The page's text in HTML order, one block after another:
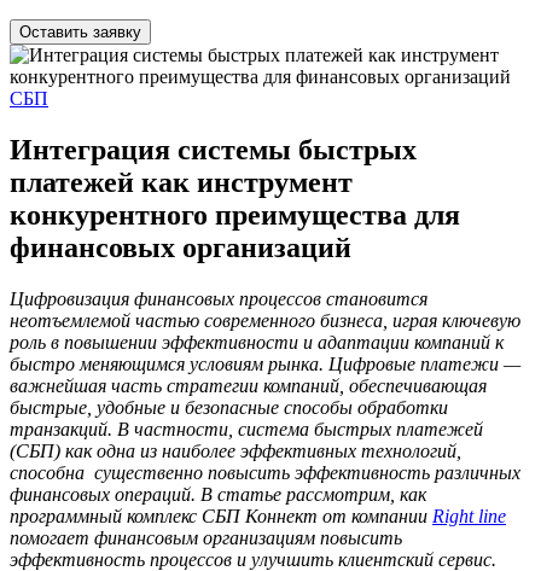
Оставить заявку
СБП
Интеграция системы быстрых
платежей как инструмент
конкурентного преимущества для
финансовых организаций
Цифровизация финансовых процессов становится
неотъемлемой частью современного бизнеса, играя ключевую
роль в повышении эффективности и адаптации компаний к
быстро меняющимся условиям рынка. Цифровые платежи —
важнейшая часть стратегии компаний, обеспечивающая
быстрые, удобные и безопасные способы обработки
транзакций. В частности, система быстрых платежей
(СБП) как одна из наиболее эффективных технологий,
способна существенно повысить эффективность различных
финансовых операций. В статье рассмотрим, как
программный комплекс СБП Коннект от компании Right line
помогает финансовым организациям повысить
эффективность процессов и улучшить клиентский сервис.